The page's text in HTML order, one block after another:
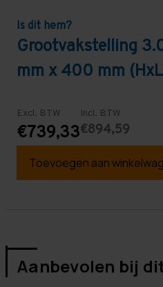
Is dit hem?
Grootvakstelling
mm x 400 mm
Excl. BTW
€739,33
Incl. BTW
€894,59
Toevoegen aan
Aanbevolen bij